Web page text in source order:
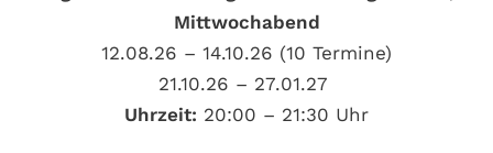
Mittwochabend
12.08.26 – 14.10.26 (10 Termine)
21.10.26 – 27.01.27
Uhrzeit: 20:00 – 21:30 Uhr